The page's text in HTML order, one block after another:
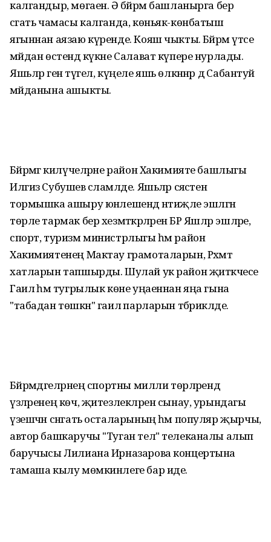
калгандыр, мөгаен. Ә бәйрәм башланырга бер
сәгать чамасы калганда, көньяк-көнбатыш
ягыннан аязаю күренде. Кояш чыкты. Бәйрәм үтәсе
мәйдан өстендә күкне Салават күпере нурлады.
Яшьләр генә түгел, күңеле яшь өлкәннәр дә Сабантуй
мәйданына ашыкты.
Бәйрәмгә килүчеләрне район Хакимияте башлыгы
Илгиз Субушев сәламләде. Яшьләр сәясәтен
тормышка ашыру юнәлешендә нәтиҗәле эшләгән
төрле тармак бер хезмәткәрләренә БР Яшләр эшләре,
спорт, туризм министрлыгы һәм район
Хакимиятенең Мактау грамоталарын, Рәхмәт
хатларын тапшырды. Шулай ук район җитәкчесе
Гаилә һәм тугрылык көне уңаеннан яңа гына
"табадан төшкән" гаилә парларын тәбрикләде.
Бәйрәмдәгеләрнең спортны милли төрләрендә
үзләренең көч, җитезлекләрен сынау, урындагы
үзешчән сәнгать осталарының һәм популяр җырчы,
автор башкаручы "Туган тел" телеканалы алып
баручысы Лилиана Ирназарова концертына
тамаша кылу мөмкинлеге бар иде.